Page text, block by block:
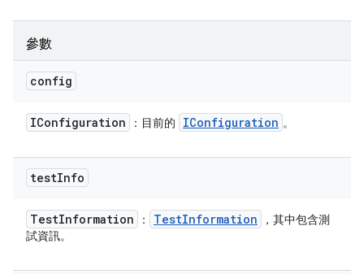
參數
config
IConfiguration ：目前的 IConfiguration 。
testInfo
TestInformation ： TestInformation
，其中包含測
試資訊。